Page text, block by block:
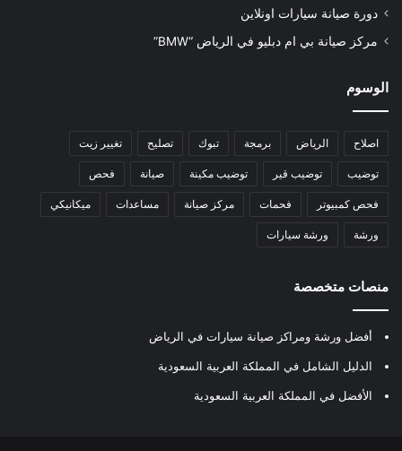
دورة صيانة سيارات اونلاين
مركز صيانة بي ام دبليو في الرياض “BMW”
الوسوم
اصلاح الرياض برمجة تبوك تصليح تغيير زيت
توضيب توضيب قير توضيب مكينة صيانة فحص
فحص كمبيوتر فحمات مركز صيانة مساعدات ميكانيكي
ورشة ورشة سيارات
منصات متخصصة
أفضل ورشة ومراكز صيانة سيارات في الرياض
الدليل الشامل في المملكة العربية السعودية
الأفضل في المملكة العربية السعودية